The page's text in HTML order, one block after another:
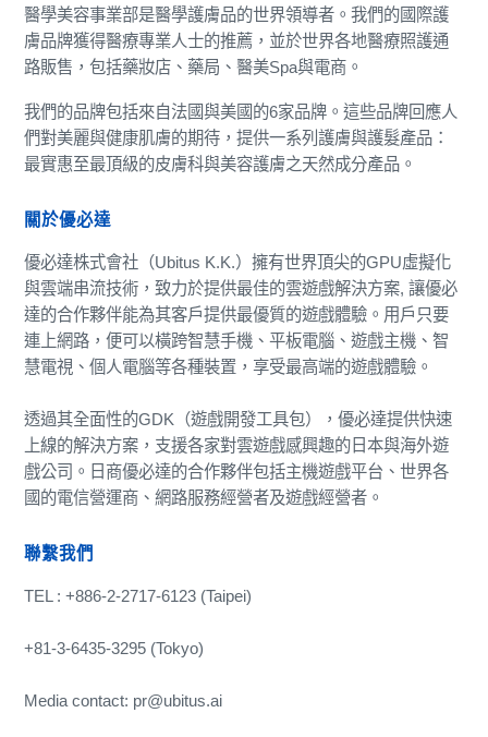
醫學美容事業部是醫學護膚品的世界領導者。我們的國際護
膚品牌獲得醫療專業人士的推薦，並於世界各地醫療照護通
路販售，包括藥妝店、藥局、醫美Spa與電商。
我們的品牌包括來自法國與美國的6家品牌。這些品牌回應人
們對美麗與健康肌膚的期待，提供一系列護膚與護髮產品：
最實惠至最頂級的皮膚科與美容護膚之天然成分產品。
關於優必達
優必達株式會社（Ubitus K.K.）擁有世界頂尖的GPU虛擬化
與雲端串流技術，致力於提供最佳的雲遊戲解決方案, 讓優必
達的合作夥伴能為其客戶提供最優質的遊戲體驗。用戶只要
連上網路，便可以橫跨智慧手機、平板電腦、遊戲主機、智
慧電視、個人電腦等各種裝置，享受最高端的遊戲體驗。
透過其全面性的GDK（遊戲開發工具包），優必達提供快速
上線的解決方案，支援各家對雲遊戲感興趣的日本與海外遊
戲公司。日商優必達的合作夥伴包括主機遊戲平台、世界各
國的電信營運商、網路服務經營者及遊戲經營者。
聯繫我們
TEL : +886-2-2717-6123 (Taipei)
+81-3-6435-3295 (Tokyo)
Media contact: pr@ubitus.ai